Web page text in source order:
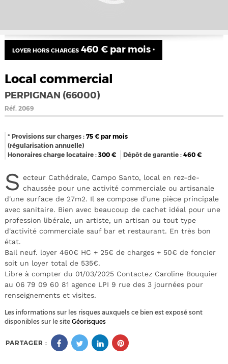
LOYER HORS CHARGES460 € par mois *
Local commercial
PERPIGNAN (66000)
Réf.2069
* Provisions sur charges : 75€ par mois
(régularisation annuelle)
Honoraires charge locataire : 300€ Dépôt de garantie :460€
S ecteur Cathédrale, Campo Santo, local en rez-de-
chaussée pour une activité commerciale ou artisanale
d'une surface de 27m2. Il se compose d'une pièce principale
avec sanitaire. Bien avec beaucoup de cachet idéal pour une
profession libérale, un artiste, un artisan ou tout type
d'activité commerciale sauf bar et restaurant. En très bon
état.
Bail neuf. loyer 460€ HC + 25€ de charges + 50€ de foncier
soit un loyer total de 535€.
Libre à compter du 01/03/2025 Contactez Caroline Bouquier
au 06 79 09 60 81 agence LPI 9 rue des 3 journées pour
renseignements et visites.
Les informations sur les risques auxquels ce bien est exposé sont
disponibles sur le site Géorisques
PARTAGER :